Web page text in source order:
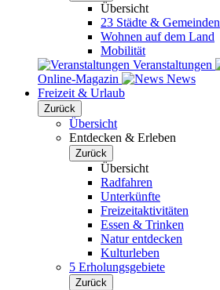
Übersicht
23 Städte & Gemeinden
Wohnen auf dem Land
Mobilität
Veranstaltungen
Online-Magazin
News
Freizeit & Urlaub
Zurück
Übersicht
Entdecken & Erleben
Zurück
Übersicht
Radfahren
Unterkünfte
Freizeitaktivitäten
Essen & Trinken
Natur entdecken
Kulturleben
5 Erholungsgebiete
Zurück